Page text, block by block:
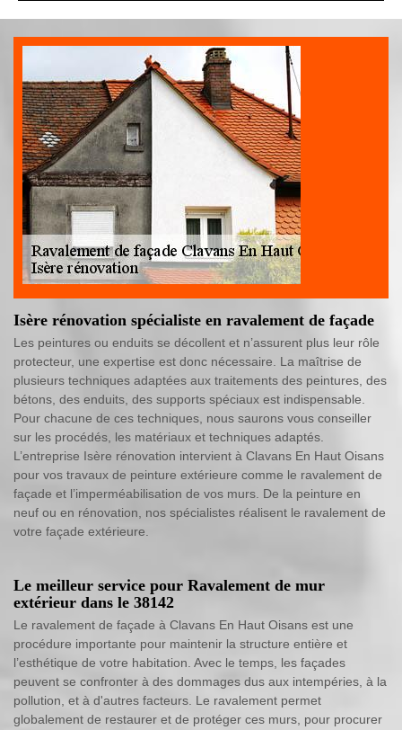
Isère rénovation spécialiste en ravalement de façade
Les peintures ou enduits se décollent et n’assurent plus leur rôle
protecteur, une expertise est donc nécessaire. La maîtrise de
plusieurs techniques adaptées aux traitements des peintures, des
bétons, des enduits, des supports spéciaux est indispensable.
Pour chacune de ces techniques, nous saurons vous conseiller
sur les procédés, les matériaux et techniques adaptés.
L’entreprise Isère rénovation intervient à Clavans En Haut Oisans
pour vos travaux de peinture extérieure comme le ravalement de
façade et l’imperméabilisation de vos murs. De la peinture en
neuf ou en rénovation, nos spécialistes réalisent le ravalement de
votre façade extérieure.
Le meilleur service pour Ravalement de mur
extérieur dans le 38142
Le ravalement de façade à Clavans En Haut Oisans est une
procédure importante pour maintenir la structure entière et
l’esthétique de votre habitation. Avec le temps, les façades
peuvent se confronter à des dommages dus aux intempéries, à la
pollution, et à d'autres facteurs. Le ravalement permet
globalement de restaurer et de protéger ces murs, pour procurer